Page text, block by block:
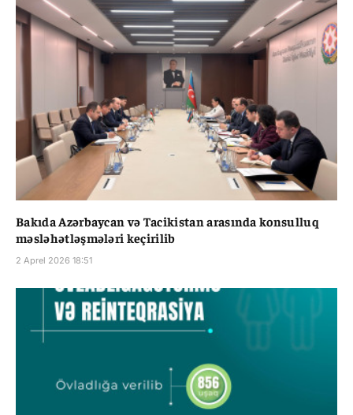
Bakıda Azərbaycan və Tacikistan arasında konsulluq
məsləhətləşmələri keçirilib
2 Aprel 2026 18:51